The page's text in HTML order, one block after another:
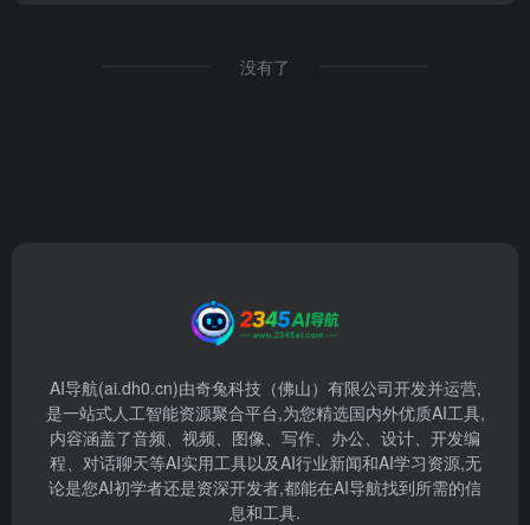
没有了
AI导航(ai.dh0.cn)由奇兔科技（佛山）有限公司开发并运营,
是一站式人工智能资源聚合平台,为您精选国内外优质AI工具,
内容涵盖了音频、视频、图像、写作、办公、设计、开发编
程、对话聊天等AI实用工具以及AI行业新闻和AI学习资源,无
论是您AI初学者还是资深开发者,都能在AI导航找到所需的信
息和工具.